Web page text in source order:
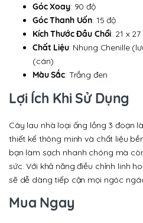
Góc Xoay: 90 độ
Góc Thanh Uốn: 15 độ
Kích Thước Đầu Chổi: 21 x
Chất Liệu: Nhung Chenille
(cán)
Màu Sắc: Trắng đen
Lợi Ích Khi Sử Dụng
Cây lau nhà loại ống lồng 3 đoạn
thiết kế thông minh và chất liệu
bạn làm sạch nhanh chóng mà
sức. Với khả năng điều chỉnh linh
sẽ dễ dàng tiếp cận mọi ngóc
Mua Ngay